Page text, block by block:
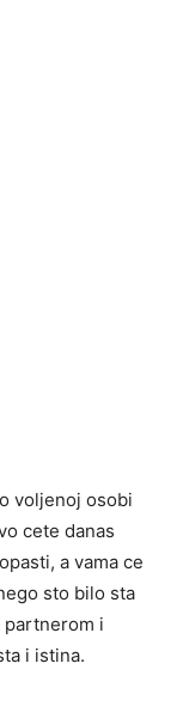
voljenoj osobi
cete danas
a vama ce
sto bilo sta
partnerom i
i istina.